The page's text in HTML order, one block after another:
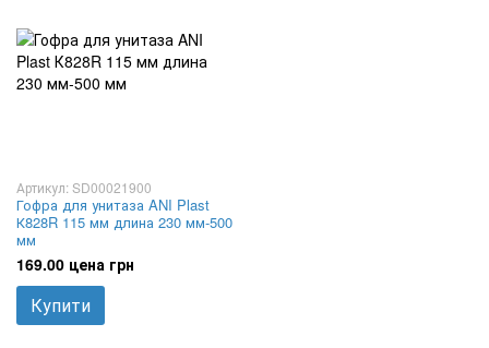
Артикул: SD00021900
Гофра для унитаза ANI Plast
К828R 115 мм длина 230 мм-500
мм
169.00 цена грн
Купити